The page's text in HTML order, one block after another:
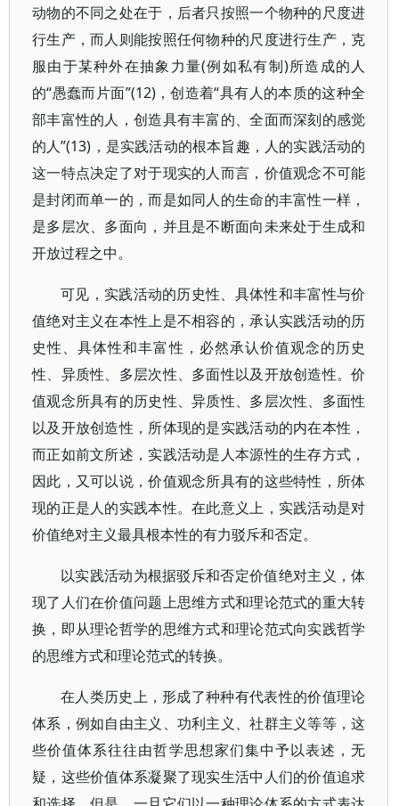
动物的不同之处在于，后者只按照一个物种的尺度进
行生产，而人则能按照任何物种的尺度进行生产，克
服由于某种外在抽象力量(例如私有制)所造成的人
的“愚蠢而片面”(12)，创造着“具有人的本质的这种全
部丰富性的人，创造具有丰富的、全面而深刻的感觉
的人”(13)，是实践活动的根本旨趣，人的实践活动的
这一特点决定了对于现实的人而言，价值观念不可能
是封闭而单一的，而是如同人的生命的丰富性一样，
是多层次、多面向，并且是不断面向未来处于生成和
开放过程之中。
可见，实践活动的历史性、具体性和丰富性与价
值绝对主义在本性上是不相容的，承认实践活动的历
史性、具体性和丰富性，必然承认价值观念的历史
性、异质性、多层次性、多面性以及开放创造性。价
值观念所具有的历史性、异质性、多层次性、多面性
以及开放创造性，所体现的是实践活动的内在本性，
而正如前文所述，实践活动是人本源性的生存方式，
因此，又可以说，价值观念所具有的这些特性，所体
现的正是人的实践本性。在此意义上，实践活动是对
价值绝对主义最具根本性的有力驳斥和否定。
以实践活动为根据驳斥和否定价值绝对主义，体
现了人们在价值问题上思维方式和理论范式的重大转
换，即从理论哲学的思维方式和理论范式向实践哲学
的思维方式和理论范式的转换。
在人类历史上，形成了种种有代表性的价值理论
体系，例如自由主义、功利主义、社群主义等等，这
些价值体系往往由哲学思想家们集中予以表述，无
疑，这些价值体系凝聚了现实生活中人们的价值追求